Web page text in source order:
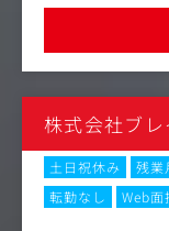
チケットグルー
ティングを通じ
か伝わらないス
届けることで、
ィの基盤を築き上
株式会社ブ
土日祝休み 残業
転勤なし
Web面